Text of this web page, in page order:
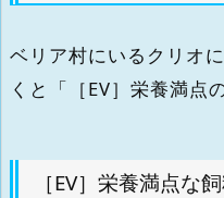
ベリア村にいるクリオ
くと「［EV］栄養満点
［EV］栄養満点な